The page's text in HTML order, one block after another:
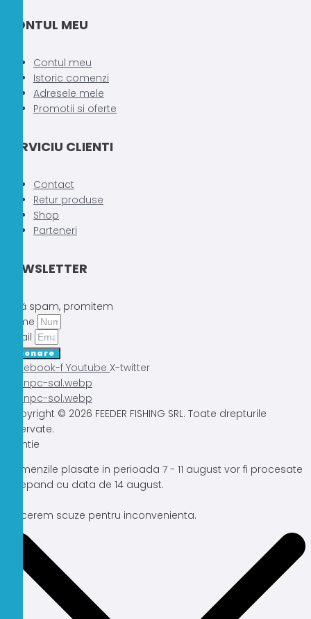
CONTUL MEU
Contul meu
Istoric comenzi
Adresele mele
Promotii si oferte
SERVICIU CLIENTI
Contact
Retur produse
Shop
Parteneri
NEWSLETTER
Fără spam, promitem
Nume
Email
Abonare
Facebook-f Youtube X-twitter
Copyright © 2026 FEEDER FISHING SRL. Toate drepturile
rezervate.
Atentie
Comenzile plasate in perioada 7 - 11 august vor fi procesate
incepand cu data de 14 august.
Ne cerem scuze pentru inconvenienta.